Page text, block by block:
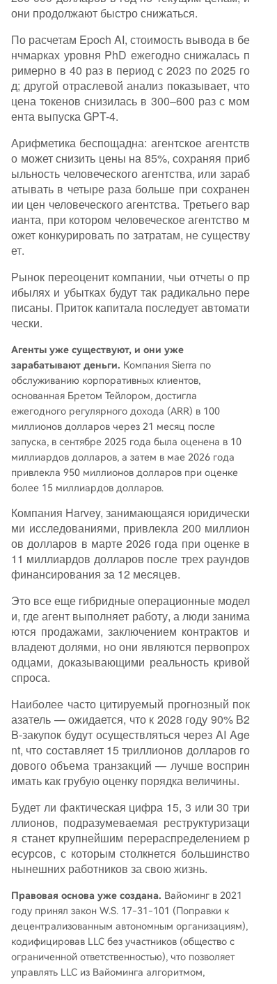
они продолжают быстро снижаться.
По расчетам Epoch AI, стоимость вывода в бе
нчмарках уровня PhD ежегодно снижалась п
римерно в 40 раз в период с 2023 по 2025 го
д; другой отраслевой анализ показывает, что
цена токенов снизилась в 300–600 раз с мом
ента выпуска GPT-4.
Арифметика беспощадна: агентское агентств
о может снизить цены на 85%, сохраняя приб
ыльность человеческого агентства, или зараб
атывать в четыре раза больше при сохранен
ии цен человеческого агентства. Третьего вар
ианта, при котором человеческое агентство м
ожет конкурировать по затратам, не существу
ет.
Рынок переоценит компании, чьи отчеты о пр
ибылях и убытках будут так радикально пере
писаны. Приток капитала последует автомати
чески.
Агенты уже существуют, и они уже
зарабатывают деньги. Компания Sierra по
обслуживанию корпоративных клиентов,
основанная Бретом Тейлором, достигла
ежегодного регулярного дохода (ARR) в 100
миллионов долларов через 21 месяц после
запуска, в сентябре 2025 года была оценена в 10
миллиардов долларов, а затем в мае 2026 года
привлекла 950 миллионов долларов при оценке
более 15 миллиардов долларов.
Компания Harvey, занимающаяся юридически
ми исследованиями, привлекла 200 миллион
ов долларов в марте 2026 года при оценке в
11 миллиардов долларов после трех раундов
финансирования за 12 месяцев.
Это все еще гибридные операционные модел
и, где агент выполняет работу, а люди занима
ются продажами, заключением контрактов и
владеют долями, но они являются первопрох
одцами, доказывающими реальность кривой
спроса.
Наиболее часто цитируемый прогнозный пок
азатель — ожидается, что к 2028 году 90% B2
B-закупок будут осуществляться через AI Age
nt, что составляет 15 триллионов долларов го
дового объема транзакций — лучше восприн
имать как грубую оценку порядка величины.
Будет ли фактическая цифра 15, 3 или 30 три
ллионов, подразумеваемая реструктуризаци
я станет крупнейшим перераспределением р
есурсов, с которым столкнется большинство
нынешних работников за свою жизнь.
Правовая основа уже создана. Вайоминг в 2021
году принял закон W.S. 17-31-101 (Поправки к
децентрализованным автономным организациям),
кодифицировав LLC без участников (общество с
ограниченной ответственностью), что позволяет
управлять LLC из Вайоминга алгоритмом,